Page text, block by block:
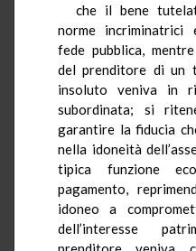
che il bene
norme incriminatrici
fede pubblica,
del prenditore di un
insoluto veniva in
subordinata; si
garantire la fiducia
nella idoneità
tipica funzione
pagamento,
idoneo a
dell’interesse